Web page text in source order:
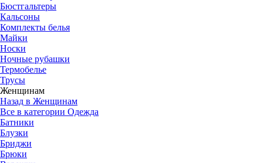
Бюстгальтеры
Кальсоны
Комплекты белья
Майки
Носки
Ночные рубашки
Термобелье
Трусы
Женщинам
Назад в Женщинам
Все в категории Одежда
Батники
Блузки
Бриджи
Брюки